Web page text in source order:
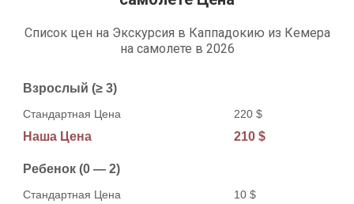
Список цен на Экскурсия в Каппадокию из Кемера
на самолете в 2026
Возраст Стандартная Цена
Взрослый (≥ 3)
220 $
210 $
Ребенок (0 — 2)
10 $